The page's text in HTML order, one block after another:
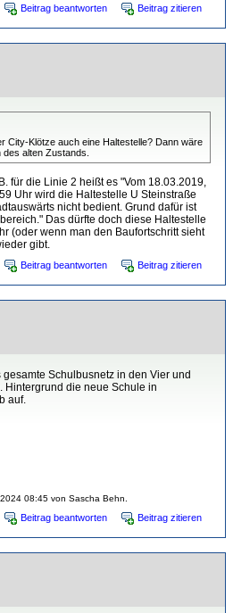
Beitrag beantworten Beitrag zitieren
City-Klötze auch eine Haltestelle? Dann wäre
alten Zustands.
für die Linie 2 heißt es "Vom 18.03.2019,
Uhr wird die Haltestelle U Steinstraße
nicht bedient. Grund dafür ist
Das dürfte doch diese Haltestelle
(oder wenn man den Baufortschritt sieht
gibt.
Beitrag beantworten Beitrag zitieren
Schulbusnetz in den Vier und
Hintergrund die neue Schule in
auf.
08:45 von Sascha Behn.
Beitrag beantworten Beitrag zitieren